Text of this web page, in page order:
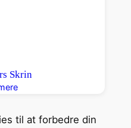
Skrin
til at forbedre din